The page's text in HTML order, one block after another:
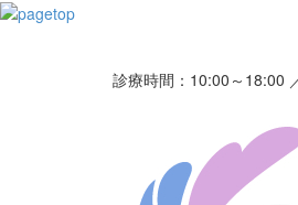
診療時間：10:00～18:00